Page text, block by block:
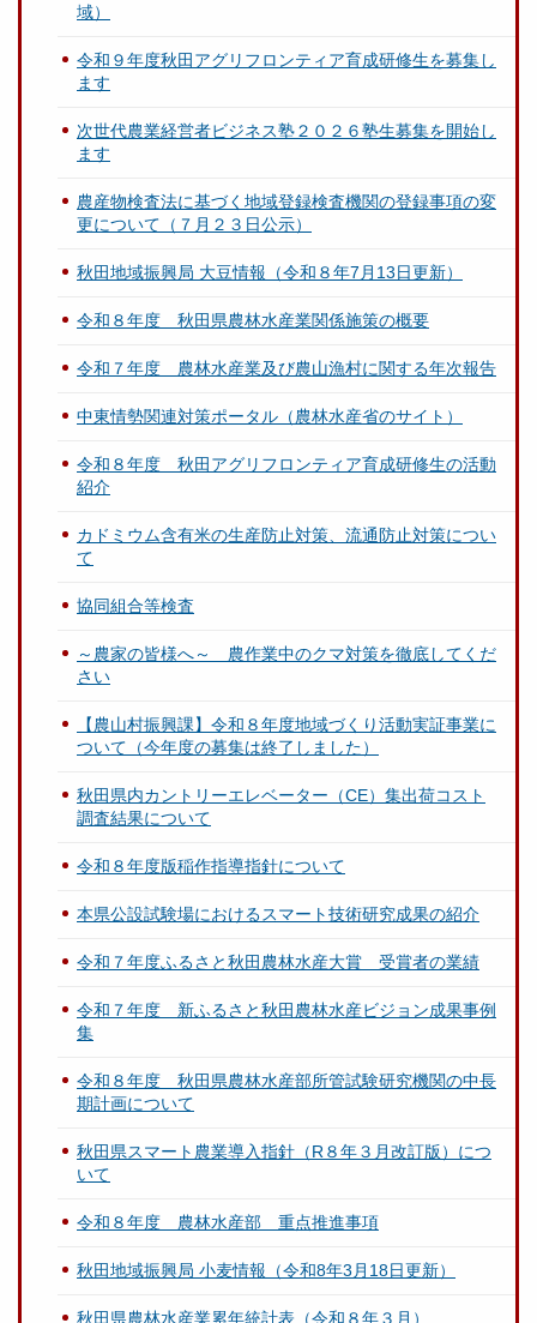
域）
令和９年度秋田アグリフロンティア育成研修生を募集し
ます
次世代農業経営者ビジネス塾２０２６塾生募集を開始し
ます
農産物検査法に基づく地域登録検査機関の登録事項の変
更について（７月２３日公示）
秋田地域振興局 大豆情報（令和８年7月13日更新）
令和８年度 秋田県農林水産業関係施策の概要
令和７年度 農林水産業及び農山漁村に関する年次報告
中東情勢関連対策ポータル（農林水産省のサイト）
令和８年度 秋田アグリフロンティア育成研修生の活動
紹介
カドミウム含有米の生産防止対策、流通防止対策につい
て
協同組合等検査
～農家の皆様へ～ 農作業中のクマ対策を徹底してくだ
さい
【農山村振興課】令和８年度地域づくり活動実証事業に
ついて（今年度の募集は終了しました）
秋田県内カントリーエレベーター（CE）集出荷コスト
調査結果について
令和８年度版稲作指導指針について
本県公設試験場におけるスマート技術研究成果の紹介
令和７年度ふるさと秋田農林水産大賞 受賞者の業績
令和７年度 新ふるさと秋田農林水産ビジョン成果事例
集
令和８年度 秋田県農林水産部所管試験研究機関の中長
期計画について
秋田県スマート農業導入指針（R８年３月改訂版）につ
いて
令和８年度 農林水産部 重点推進事項
秋田地域振興局 小麦情報（令和8年3月18日更新）
秋田県農林水産業累年統計表（令和８年３月）